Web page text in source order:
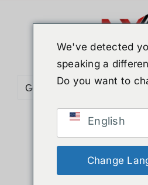
Go to...
Sort byDefault Order
12 Products
We've detected
speaking a
Do you want to
English
Change